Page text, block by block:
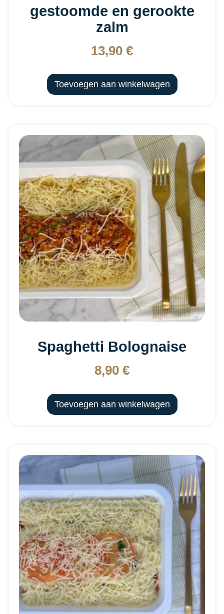
gestoomde en gerookte
zalm
13,90 €
Toevoegen aan winkelwagen
Spaghetti Bolognaise
8,90 €
Toevoegen aan winkelwagen